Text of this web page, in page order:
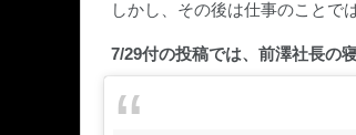
しかし、その後は仕事のことで
7/29付の投稿では、前澤社長の